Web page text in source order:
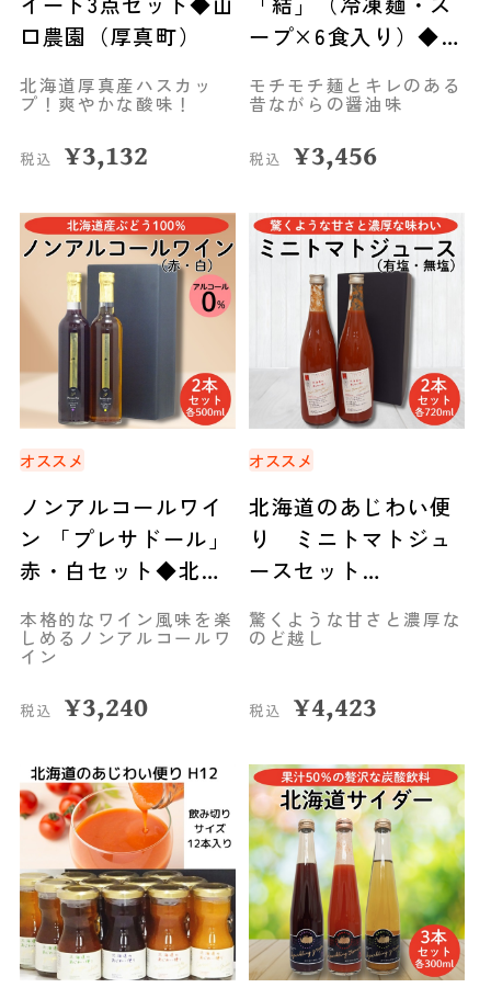
口農園（厚真町）
北海道厚真産ハスカッ
プ！爽やかな酸味！
税込 ¥3,132
ープ×6食入り）◆人
モチモチ麺とキレのある
昔ながらの醤油味
税込 ¥3,456
オススメ
ノンアルコールワイ
ン 「プレサドール」
赤・白セット◆北海
本格的なワイン風味を楽
しめるノンアルコールワ
イン
税込 ¥3,240
オススメ
北海道のあじわい便
り ミニトマトジュ
ースセット
海道アグリマート
驚くような甘さと濃厚な
のど越し
税込 ¥4,423